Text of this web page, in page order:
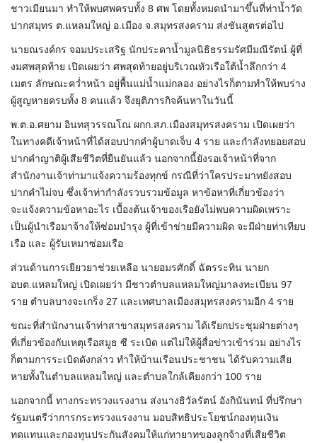
ชาวเมียนมา ทำให้พบศพครบทั้ง 8 ศพ โดยทั้งหมดนำมาขึ้นที่ท่าน้ำวัด
ปากสมุทร ต.แหลมใหญ่ อ.เมือง จ.สมุทรสงคราม ส่งชันสูตรต่อไป
นายณรงค์กร จอมประเสริฐ นักประดาน้ำมูลนิธิธรรมรัศมีมณีรัตน์ ผู้ที่
งมศพสุดท้าย เปิดเผยว่า ศพสุดท้ายอยู่บริเวณหัวเรือใต้น้ำลึกกว่า 4
เมตร ลักษณะคว่ำหน้า อยู่พื้นแม่น้ำแม่กลอง อย่างไรก็ตามทำให้พบร่าง
ผู้สูญหายครบทั้ง 8 คนแล้ว จึงยุติภารกิจค้นหาในวันนี้
พ.ต.อ.ศยาม อินทสุวรรณโณ ผกก.สภ.เมืองสมุทรสงคราม เปิดเผยว่า
ในทางคดีเจ้าหน้าที่ได้สอบปากคำผู้บาดเจ็บ 4 ราย และกำลังทยอยสอบ
ปากคำญาติผู้เสียชีวิตที่ยืนยันแล้ว นอกจากนี้ยังรอเจ้าหน้าที่จาก
สำนักงานเจ้าท่ามาแจ้งความร้องทุกข์ กรณีที่ว่าใครประมาทยังสอบ
ปากคำไม่จบ ซึ่งเจ้าท่ากำลังรวบรวมข้อมูล หาข้อหาที่เกี่ยวข้องว่า
จะแจ้งความข้อหาอะไร เบื้องต้นเจ้าของเรือยังไม่พบความผิดเพราะ
เป็นผู้นำเรือมาจ้างให้ซ่อมบำรุง ผู้ที่เข้าข่ายมีความผิด จะมีฝ่ายท่าเทียบ
เรือ และ ผู้รับเหมาซ่อมเรือ
ส่วนด้านการเยียวยาช่วยเหลือ นายอมรศักดิ์ ฉัตรระทิน นายก
อบต.แหลมใหญ่ เปิดเผยว่า มีชาวตำบลแหลมใหญ่มาลงทะเบียน 97
ราย ตำบลบางจะเกร็ง 27 และเทศบาลเมืองสมุทรสงครามอีก 4 ราย
ขณะที่สำนักงานเจ้าท่าสาขาสมุทรสงคราม ได้เรียกประชุมฝ่ายต่างๆ
ที่เกี่ยวข้องกับเหตุเรือสมูธ ซี ระเบิด แต่ไม่ให้ผู้สื่อข่าวเข้าร่วม อย่างไร
ก็ตามการระเบิดดังกล่าว ทำให้บ้านเรือนประชาชน ได้รับความเสีย
หายทั้งในตำบลแหลมใหญ่ และตำบลใกล้เคียงกว่า 100 ราย
นอกจากนี้ ทางกระทรวงแรงงาน ส่งนางธิวัลรัตน์ อังกินันทน์ ที่ปรึกษา
รัฐมนตรีว่าการกระทรวงแรงงาน มอบสิทธิประโยชน์กองทุนเงิน
ทดแทนและกองทุนประกันสังคมให้แก่ทายาทของลูกจ้างที่เสียชีวิต